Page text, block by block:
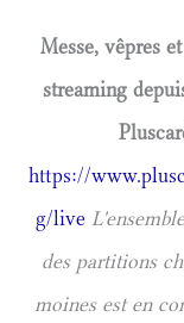
Messe, vêpres
streaming
https://
g/live
des partitions
moines est en